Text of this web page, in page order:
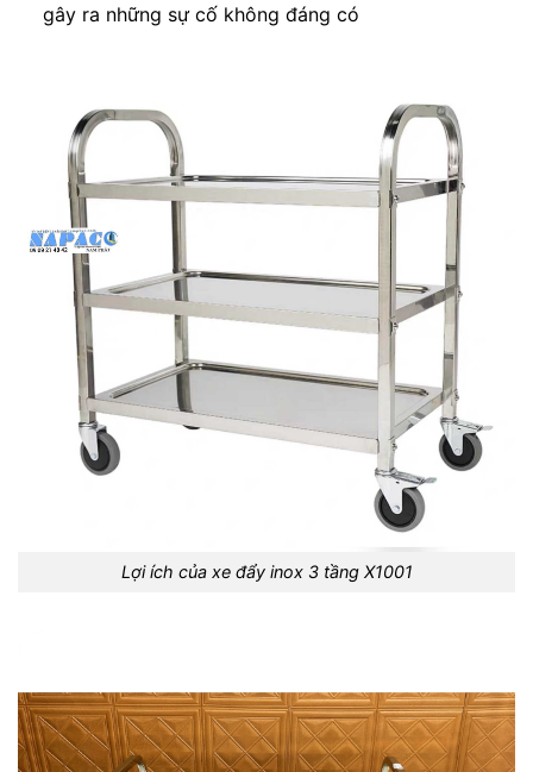
gây ra những sự cố không đáng có
Lợi ích của xe đẩy inox 3 tầng X1001